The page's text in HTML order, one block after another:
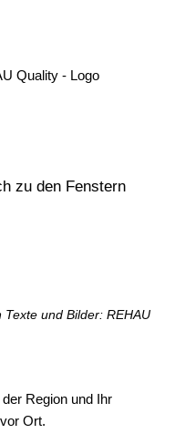
zu den Fenstern
und Bilder: REHAU